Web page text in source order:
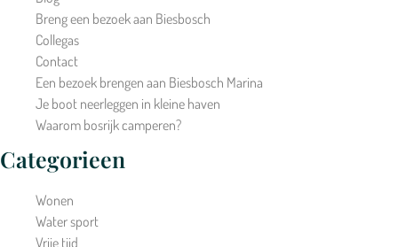
Breng een bezoek aan Biesbosch
Collegas
Contact
Een bezoek brengen aan Biesbosch Marina
Je boot neerleggen in kleine haven
Waarom bosrijk camperen?
Categorieen
Wonen
Water sport
Vrije tijd